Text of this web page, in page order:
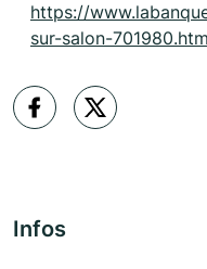
https://
sur-salon-
Infos